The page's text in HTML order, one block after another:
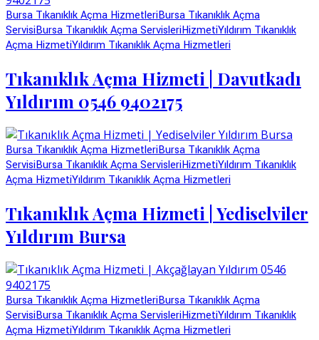
Bursa Tıkanıklık Açma HizmetleriBursa Tıkanıklık Açma
ServisiBursa Tıkanıklık Açma ServisleriHizmetiYıldırım Tıkanıklık
Açma HizmetiYıldırım Tıkanıklık Açma Hizmetleri
Tıkanıklık Açma Hizmeti | Davutkadı
Yıldırım 0546 9402175
Bursa Tıkanıklık Açma HizmetleriBursa Tıkanıklık Açma
ServisiBursa Tıkanıklık Açma ServisleriHizmetiYıldırım Tıkanıklık
Açma HizmetiYıldırım Tıkanıklık Açma Hizmetleri
Tıkanıklık Açma Hizmeti | Yediselviler
Yıldırım Bursa
Bursa Tıkanıklık Açma HizmetleriBursa Tıkanıklık Açma
ServisiBursa Tıkanıklık Açma ServisleriHizmetiYıldırım Tıkanıklık
Açma HizmetiYıldırım Tıkanıklık Açma Hizmetleri